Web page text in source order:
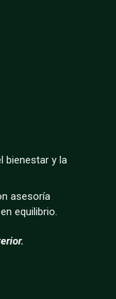
bienestar y la
asesoría
equilibrio.